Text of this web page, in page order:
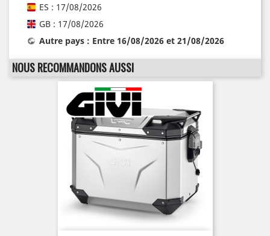
ES : 17/08/2026
GB : 17/08/2026
Autre pays : Entre 16/08/2026 et 21/08/2026
NOUS RECOMMANDONS AUSSI